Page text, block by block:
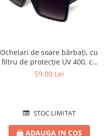
Ochelari de soare bărbați, cu
filtru de protecție UV 400, cu
toc cadou, OSB10
59,00 Lei
STOC LIMITAT
ADAUGA IN COS